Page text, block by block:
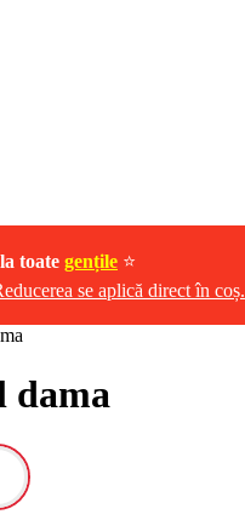
toate gențile ⭐
se aplică direct în coș.
dama